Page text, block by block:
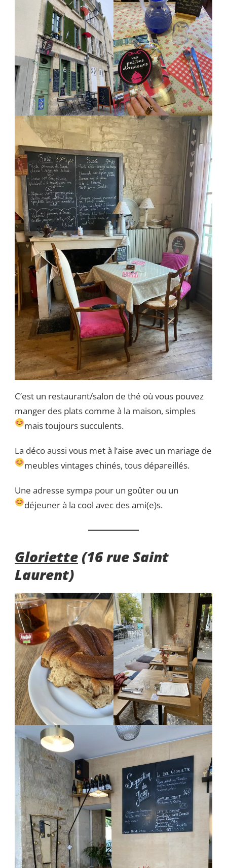
C’est un restaurant/salon de thé où vous pouvez
manger des plats comme à la maison, simples
mais toujours succulents.
La déco aussi vous met à l’aise avec un mariage de
meubles vintages chinés, tous dépareillés.
Une adresse sympa pour un goûter ou un
déjeuner à la cool avec des ami(e)s.
Gloriette (16 rue Saint
Laurent)